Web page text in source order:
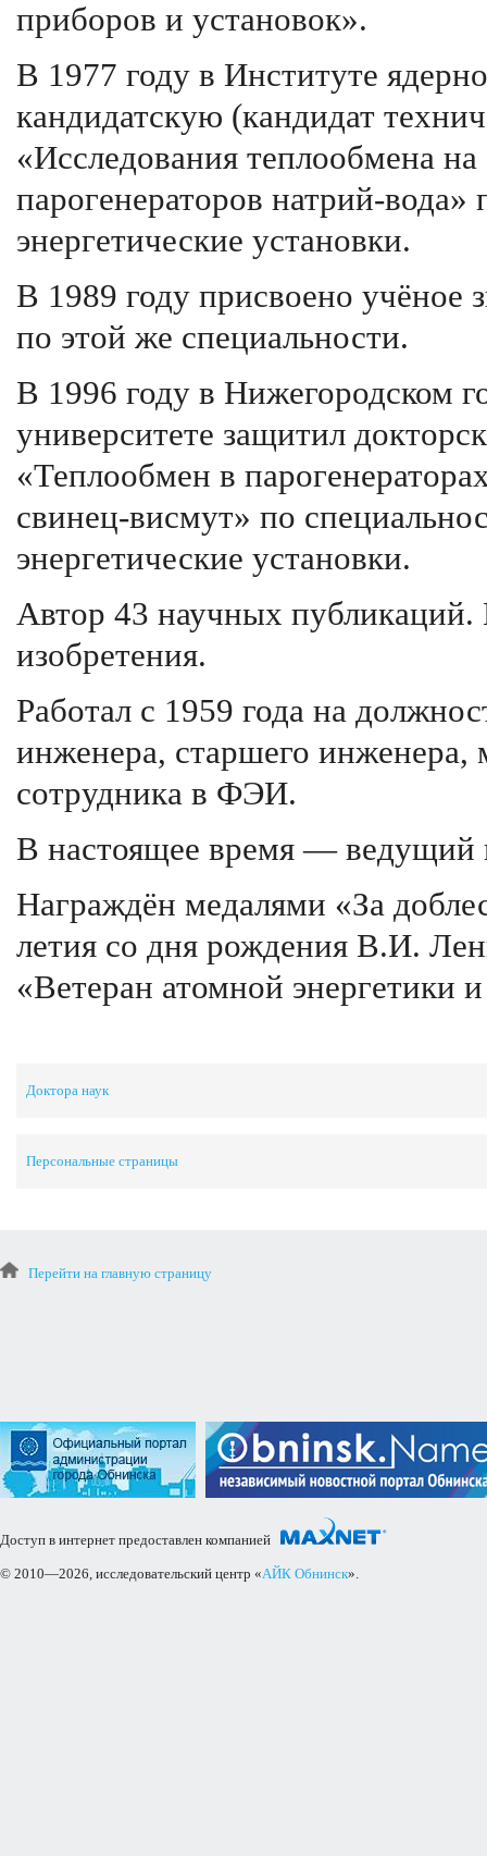
приборов и установок».
В 1977 году в Институте
кандидатскую (кандидат
«Исследования теплообмена
парогенераторов натрий-
энергетические установки.
В 1989 году присвоено учёное
по этой же специальности.
В 1996 году в Нижегородском
университете защитил
«Теплообмен в
свинец-висмут» по
энергетические установки.
Автор 43 научных публикаций.
изобретения.
Работал с 1959 года на
инженера, старшего инженера,
сотрудника в ФЭИ.
В настоящее время —
Награждён медалями «За
летия со дня рождения В.И.
«Ветеран атомной энергетики
Доктора наук
Персональные страницы
Перейти на главную страницу
Доступ в интернет предоставлен компанией
© 2010—2026, исследовательский центр «АЙК Обнинск».